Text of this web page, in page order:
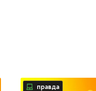
правда